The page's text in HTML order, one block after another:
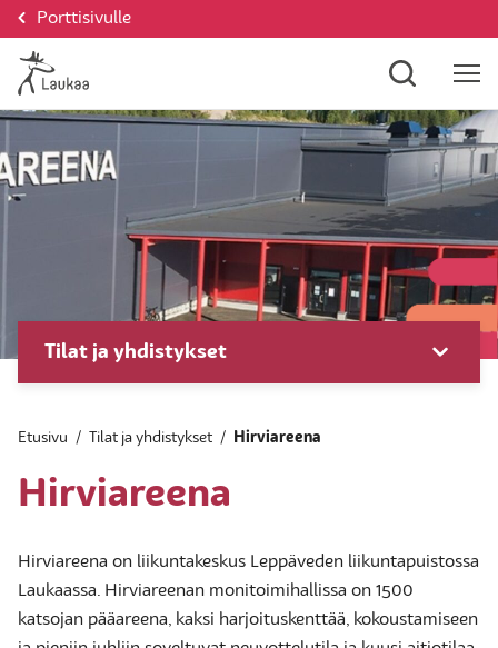
Porttisivulle
Tilat ja yhdistykset
Etusivu / Tilat ja yhdistykset / Hirviareena
Hirviareena
Hirviareena on liikuntakeskus Leppäveden liikuntapuistossa
Laukaassa. Hirviareenan monitoimihallissa on 1500
katsojan pääareena, kaksi harjoituskenttää, kokoustamiseen